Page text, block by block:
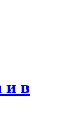
и в